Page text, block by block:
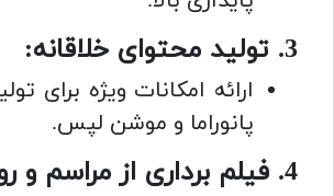
3. تولید محتوای خلاقانه:
ارائه امکانات ویژه برای
پانوراما و موشن لپس.
4. فیلم برداری از مراسم و رویدادها: